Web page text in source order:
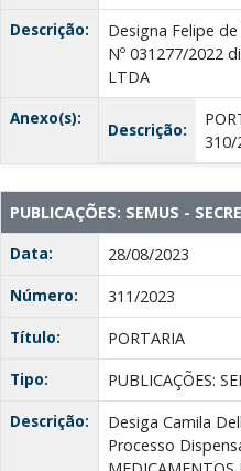
Descrição:
Designa Felipe
Nº 031277/2022
LTDA
Anexo(s):
Descrição:
310/
PUBLICAÇÕES: SEMUS -
Data:
28/08/2023
Número:
311/2023
Título:
PORTARIA
Tipo:
PUBLICAÇÕES:
Descrição:
Desiga Camila
Processo